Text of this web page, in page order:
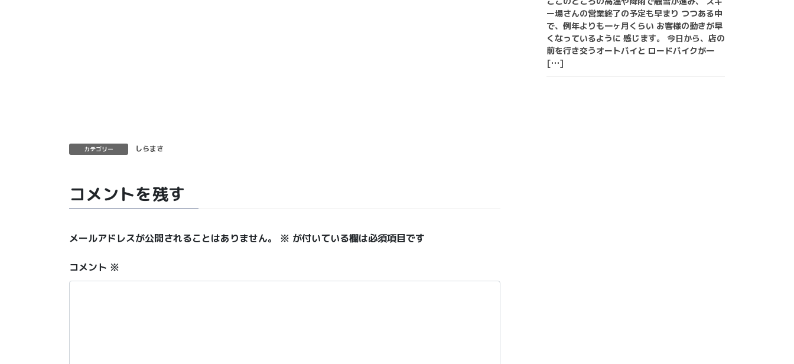
カテゴリー しらまさ
コメントを残す
メールアドレスが公開されることはありません。 ※ が付いている欄は必須項目です
コメント ※
ー場さんの営業終了の予定も早まり つつある中
で、例年よりも一ヶ月くらい お客様の動きが早
くなっているように 感じます。 今日から、店の
前を行き交うオートバイと ロードバイクが一
[…]